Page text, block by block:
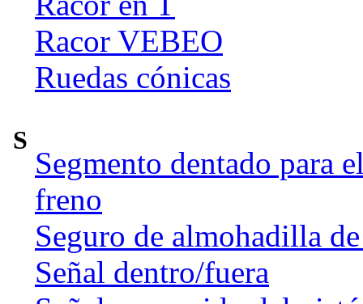
Racor VEBEO
Ruedas cónicas
S
Segmento dentado para
freno
Seguro de almohadilla
Señal dentro/fuera